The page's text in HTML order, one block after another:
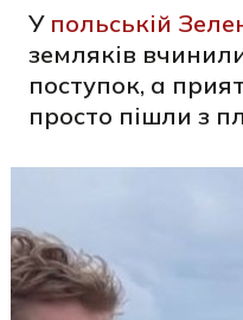
У польській
земляків
поступок, а
просто пішли з